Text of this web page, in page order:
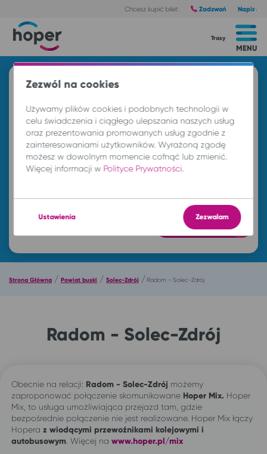
Chcesz kupić bilet: Zadzwoń Napisz
MENU
Trasy
Znajdź przejazd i kup bilet
Z
DO
Znajdź przejazd
Strona Główna / Powiat buski / Solec-Zdrój /Radom - Solec-Zdrój
Radom - Solec-Zdrój
Obecnie na relacji: Radom - Solec-Zdrój możemy
zaproponować połączenie skomunikowane Hoper Mix. Hoper
Mix, to usługa umożliwiająca przejazd tam, gdzie
bezpośrednie połączenie nie jest realizowane. Hoper Mix łączy
Hopera z wiodącymi przewoźnikami kolejowymi i
autobusowym . Więcej na www.hoper.pl/mix
Zezwól na cookies
Używamy plików cookies i podobnych technologii w
celu świadczenia i ciągłego ulepszania naszych usług
oraz prezentowania promowanych usług zgodnie z
zainteresowaniami użytkowników. Wyrażoną zgodę
możesz w dowolnym momencie cofnąć lub zmienić.
Więcej informacji w Polityce Prywatności.
Ustawienia Zezwalam